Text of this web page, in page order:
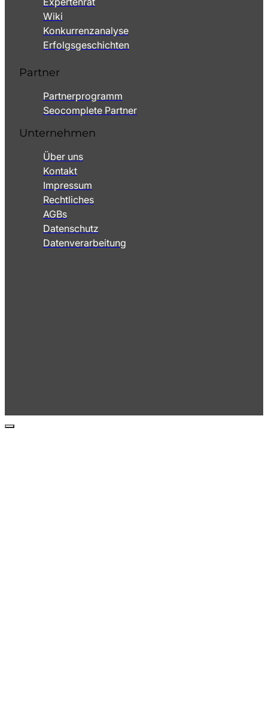
Wiki
Konkurrenzanalyse
Erfolgsgeschichten
Partner
Partnerprogramm
Seocomplete Partner
Unternehmen
Über uns
Kontakt
Impressum
Rechtliches
AGBs
Datenschutz
Datenverarbeitung